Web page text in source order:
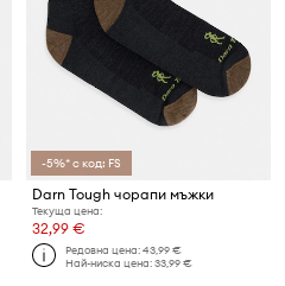
-5%* с код: FS
Darn Tough чорапи мъжки
Текуща цена:
32,99 €
Редовна цена:43,99 €
Най-ниска цена:33,99 €